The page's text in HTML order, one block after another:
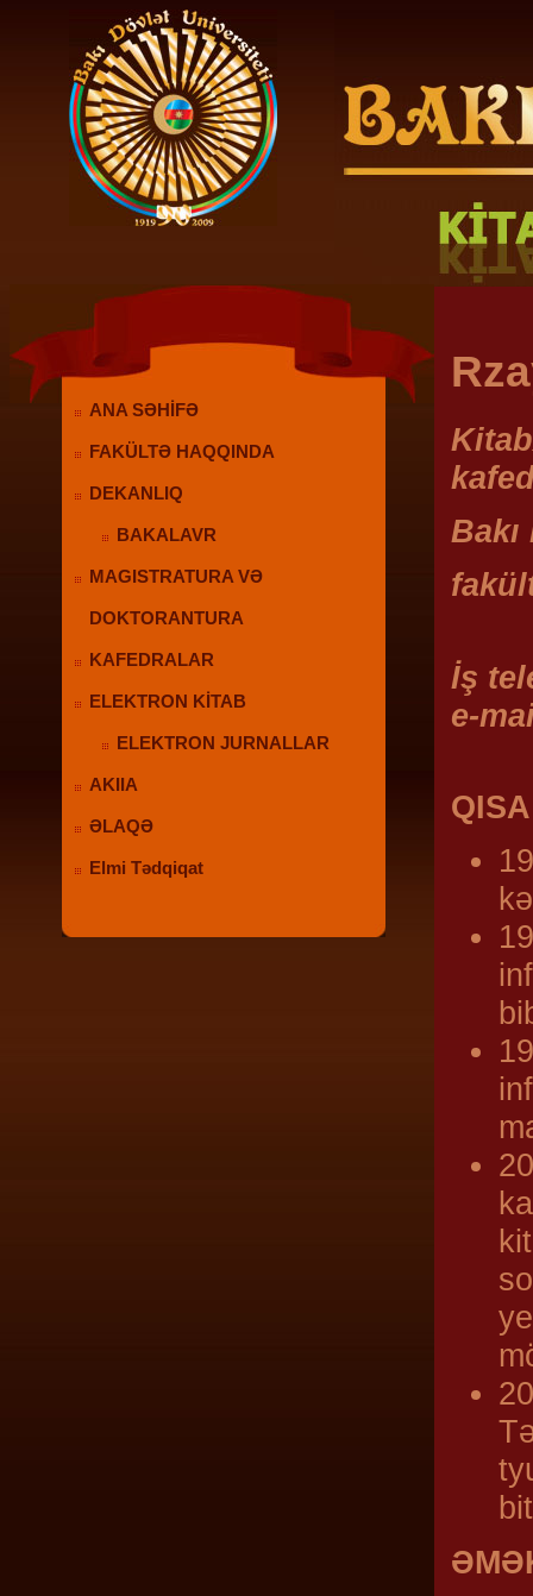
ANA SƏHİFƏ
FAKÜLTƏ HAQQINDA
DEKANLIQ
BAKALAVR
MAGISTRATURA VƏ
DOKTORANTURA
KAFEDRALAR
ELEKTRON KİTAB
ELEKTRON JURNALLAR
AKIIA
ƏLAQƏ
Elmi Tədqiqat
İş
e-